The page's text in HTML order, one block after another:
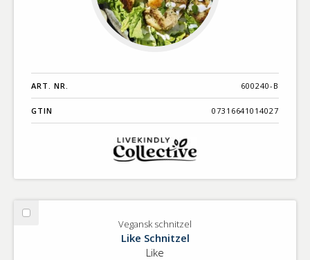
ART. NR. 600240-B
GTIN 07316641014027
Välj
Vegansk schnitzel
Like Schnitzel
Like